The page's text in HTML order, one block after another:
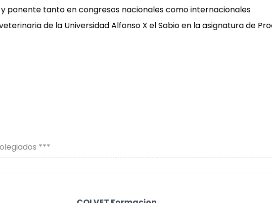
ponente tanto en congresos nacionales como internacionales
de la Universidad Alfonso X el Sabio en la asignatura de
***